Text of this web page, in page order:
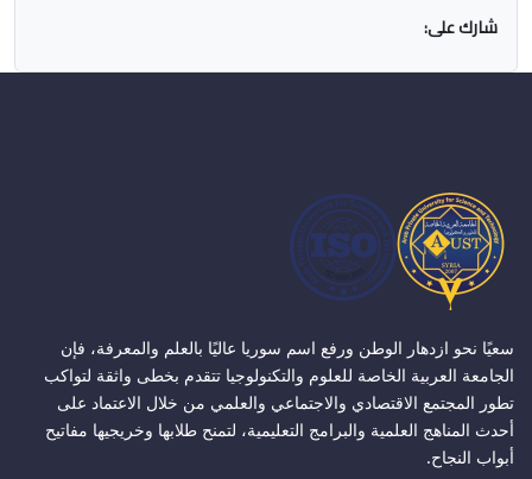
شارك على:
سعيًا نحو ازدهار الوطن ورفع اسم سوريا عاليًا بالعلم والمعرفة، فإن
الجامعة العربية الخاصة للعلوم والتكنولوجيا تتقدم بخطى واثقة لتواكب
تطور المجتمع الاقتصادي والاجتماعي والعلمي من خلال الاعتماد على
أحدث المناهج العلمية والبرامج التعليمية، لتمنح طلابها وخريجيها مفاتيح
أبواب النجاح.